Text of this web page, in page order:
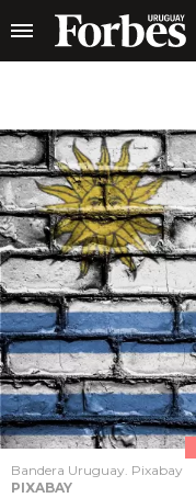
Bandera Uruguay. Pixabay
PIXABAY